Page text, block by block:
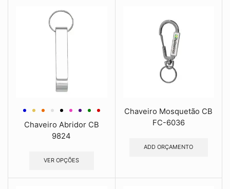
Chaveiro Abridor CB
9824
VER OPÇÕES
Chaveiro Mosquetão CB
FC-6036
ADD ORÇAMENTO